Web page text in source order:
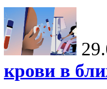
крови в